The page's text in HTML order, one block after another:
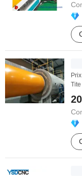
Prix